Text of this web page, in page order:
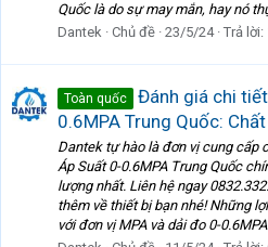
Quốc là do sự may mắn, hay nó
Dantek Chủ đề 23/5/24 Trả lời:
Toàn quốc
Đánh giá chi
0.6MPA Trung Quốc:
Dantek tự hào là đơn vị cung cấp
Áp Suất 0-0.6MPA Trung Quốc
lượng nhất. Liên hệ ngay
thêm về thiết bị bạn nhé! Những
với đơn vị MPA và dải đo 0-